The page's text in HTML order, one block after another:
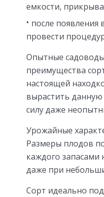
емкости,
после появления
провести
Опытные
преимущества
настоящей
вырастить
силу даже
Урожайные
Размеры плодов
каждого запасами
даже при
Сорт идеально